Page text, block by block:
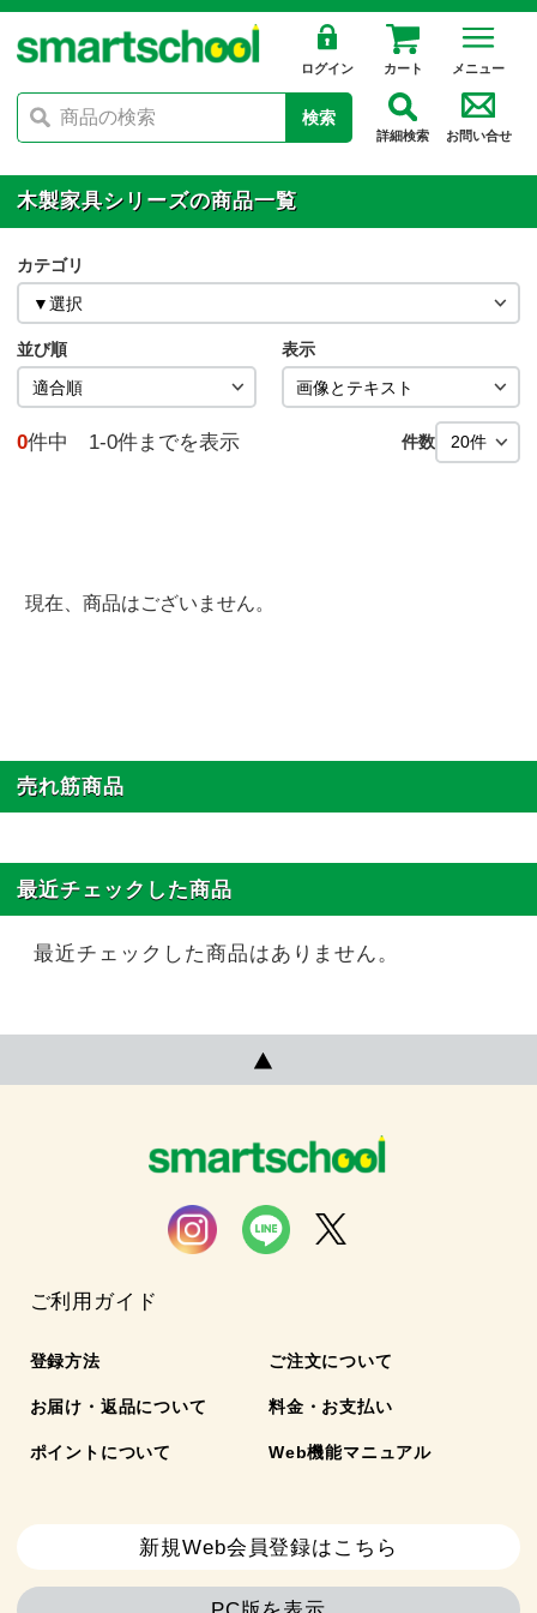
ログイン カート メニュー
検索
詳細検索 お問い合せ
木製家具シリーズの商品一覧
カテゴリ
並び順 表示
0件中 1-0件までを表示 件数
現在、商品はございません。
売れ筋商品
最近チェックした商品
最近チェックした商品はありません。
ご利用ガイド
登録方法 ご注文について
お届け・返品について 料金・お支払い
ポイントについて Web機能マニュアル
新規Web会員登録はこちら